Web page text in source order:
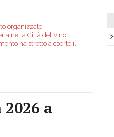
organizzato
nella Città del Vino
ha stretto a coorte il
a